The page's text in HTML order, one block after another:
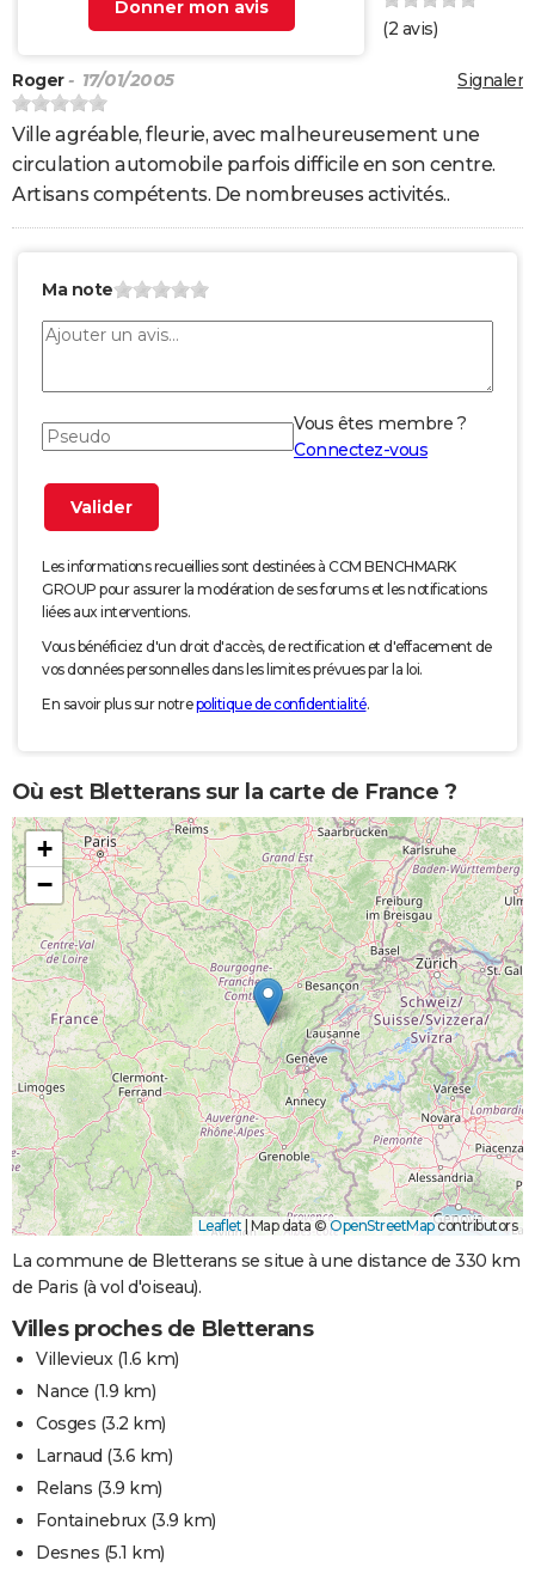
Donner mon avis
(2 avis)
Signaler
Roger- 17/01/2005
Ville agréable, fleurie, avec malheureusement une
circulation automobile parfois difficile en son centre.
Artisans compétents. De nombreuses activités..
Ma note
Vous êtes membre ?
Connectez-vous
Les informations recueillies sont destinées à CCM BENCHMARK
GROUP pour assurer la modération de ses forums et les notifications
liées aux interventions.
Vous bénéficiez d'un droit d'accès, de rectification et d'effacement de
vos données personnelles dans les limites prévues par la loi.
En savoir plus sur notrepolitique de confidentialité.
Où est Bletterans sur la carte de France ?
+
−
Leaflet | Map data ©OpenStreetMapcontributors
La commune de Bletterans se situe à une distance de 330 km
de Paris (à vol d'oiseau).
Villes proches de Bletterans
Villevieux(1.6 km)
Nance (1.9 km)
Cosges (3.2 km)
Larnaud (3.6 km)
Relans (3.9 km)
Fontainebrux(3.9 km)
Desnes (5.1 km)